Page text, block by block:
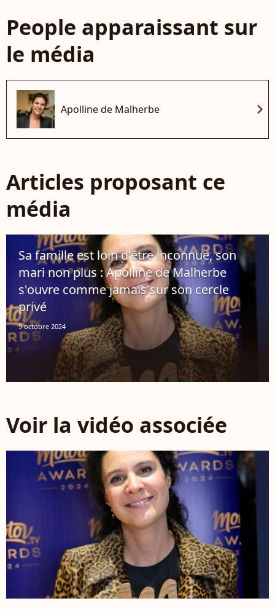
People apparaissant sur
le média
Apolline de Malherbe chevron_right
Articles proposant ce
média
Sa famille est loin d'être inconnue, son
mari non plus : Apolline de Malherbe
s'ouvre comme jamais sur son cercle
privé
9 octobre 2024
Voir la vidéo associée